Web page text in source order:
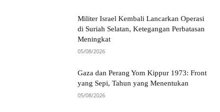
Militer Israel Kembali Lancarkan Operasi
di Suriah Selatan, Ketegangan Perbatasan
Meningkat
05/08/2026
Gaza dan Perang Yom Kippur 1973: Front
yang Sepi, Tahun yang Menentukan
05/08/2026